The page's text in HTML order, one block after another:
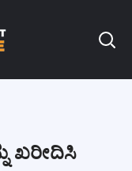
ಖರೀದಿಸಿ